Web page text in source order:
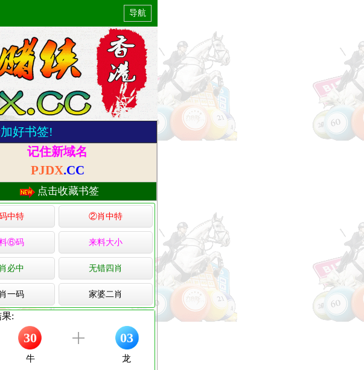
导航
好书签!
记住新域名
PJDX.CC
点击收藏书签
中特 ②肖中特
⑥码 来料大小
必中 无错四肖
一码 家婆二肖